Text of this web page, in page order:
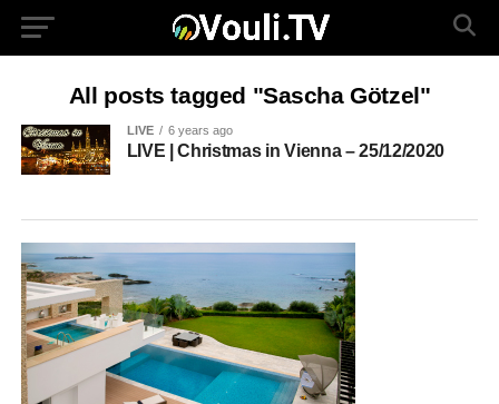
All posts tagged "Sascha Götzel"
LIVE 6 years ago
LIVE | Christmas in Vienna – 25/12/2020